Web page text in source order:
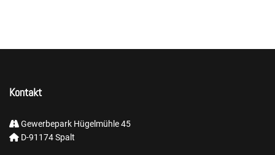
Kontakt
Gewerbepark Hügelmühle 45
D-91174 Spalt